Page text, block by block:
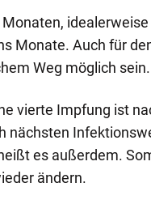
Monate. Auch für
Weg möglich sein.
vierte Impfung ist
nächsten
es außerdem.
ändern.